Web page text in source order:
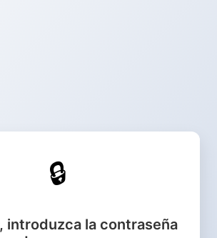
🔒
introduzca la contraseña